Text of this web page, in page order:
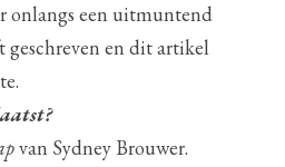
onlangs een uitmuntend
en dit artikel
van Sydney Brouwer.